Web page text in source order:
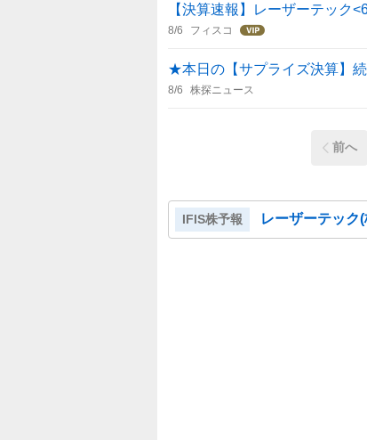
【決算速報】レーザーテック
8/6 フィスコ
★本日の【サプライズ決算】
8/6 株探ニュース
前へ
IFIS株予報 レーザーテック